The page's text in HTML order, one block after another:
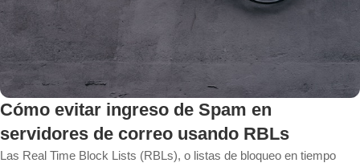
Cómo evitar ingreso de Spam en
servidores de correo usando RBLs
Las Real Time Block Lists (RBLs), o listas de bloqueo en tiempo